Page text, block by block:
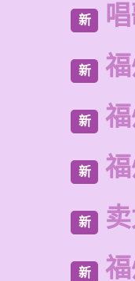
新
新
新
新
新
新